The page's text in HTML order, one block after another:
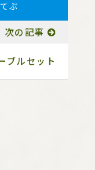
ぶ
次の記事
ブルセット